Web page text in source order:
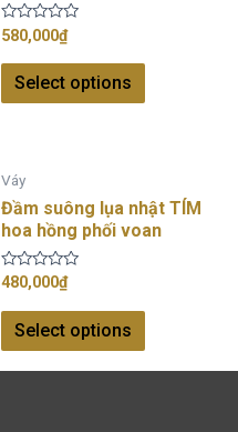
Rated
out
580,000₫
Select options
Váy
Đầm suông lụa nhật TÍM
hoa hồng phối voan
Rated
out
480,000₫
Select options